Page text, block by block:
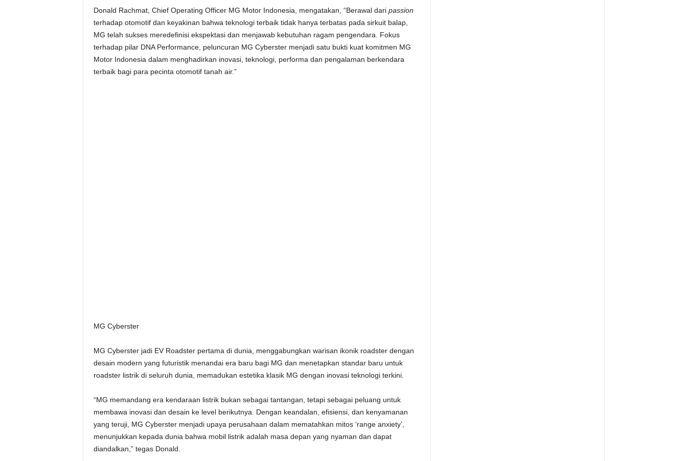
Donald Rachmat, Chief Operating Officer MG Motor Indonesia , mengatakan, “Berawal dari passion
terhadap otomotif dan keyakinan bahwa teknologi terbaik tidak hanya terbatas pada sirkuit balap,
MG telah sukses meredefinisi ekspektasi dan menjawab kebutuhan ragam pengendara. Fokus
terhadap pilar DNA Performance, peluncuran MG Cyberster menjadi satu bukti kuat komitmen MG
Motor Indonesia dalam menghadirkan inovasi, teknologi, performa dan pengalaman berkendara
terbaik bagi para pecinta otomotif tanah air.”
MG Cyberster
MG Cyberster jadi EV Roadster pertama di dunia, menggabungkan warisan ikonik roadster dengan
desain modern yang futuristik menandai era baru bagi MG dan menetapkan standar baru untuk
roadster listrik di seluruh dunia, memadukan estetika klasik MG dengan inovasi teknologi terkini.
“MG memandang era kendaraan listrik bukan sebagai tantangan, tetapi sebagai peluang untuk
membawa inovasi dan desain ke level berikutnya. Dengan keandalan, efisiensi, dan kenyamanan
yang teruji, MG Cyberster menjadi upaya perusahaan dalam mematahkan mitos ‘range anxiety’,
menunjukkan kepada dunia bahwa mobil listrik adalah masa depan yang nyaman dan dapat
diandalkan,” tegas Donald.